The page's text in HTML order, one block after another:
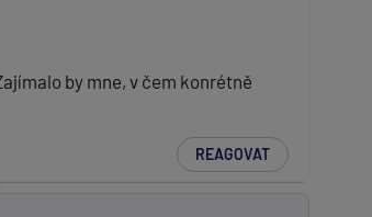
by mne, v čem konrétně
REAGOVAT